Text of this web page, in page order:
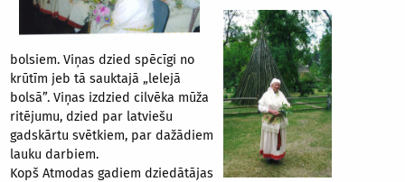
bolsiem. Viņas dzied spēcīgi no
krūtīm jeb tā sauktajā „lelejā
bolsā”. Viņas izdzied cilvēka mūža
ritējumu, dzied par latviešu
gadskārtu svētkiem, par dažādiem
lauku darbiem.
Kopš Atmodas gadiem dziedātājas